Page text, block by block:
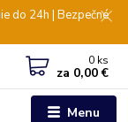
do 24h | Bezpečné
Menu
0 ks
za 0,00 €